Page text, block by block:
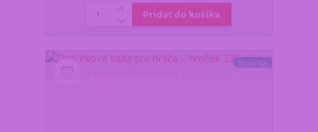
Pridať do košíka
Novinka